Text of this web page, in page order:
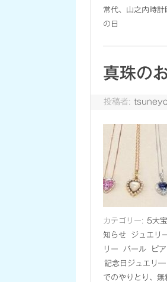
常代、山之内時
の日
真珠の
投稿者:tsuneyo
カテゴリー: 5大
知らせ
ジュエリ
リー
パール ピ
記念日ジュエリ―
でのやりとり、無